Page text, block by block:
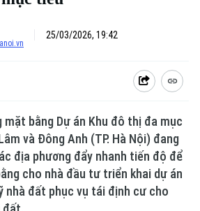
25/03/2026, 19:42
bằng Dự án Khu đô thị đa mục
và Đông Anh (TP. Hà Nội) đang
địa phương đẩy nhanh tiến độ để
cho nhà đầu tư triển khai dự án
nhà đất phục vụ tái định cư cho